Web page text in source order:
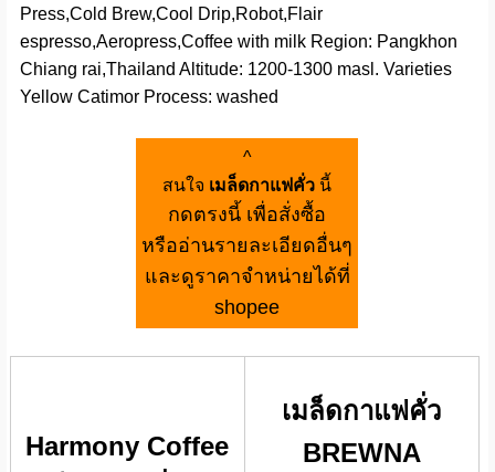
Press,Cold Brew,Cool Drip,Robot,Flair
espresso,Aeropress,Coffee with milk Region: Pangkhon
Chiang rai,Thailand Altitude: 1200-1300 masl. Varieties
Yellow Catimor Process: washed
^
สนใจ เมล็ดกาแฟคั่ว นี้
กดตรงนี้ เพื่อสั่งซื้อ
หรืออ่านรายละเอียดอื่นๆ
และดูราคาจำหน่ายได้ที่
shopee
Harmony Coffee
เมล็ดกาแฟคั่ว
BREWNA